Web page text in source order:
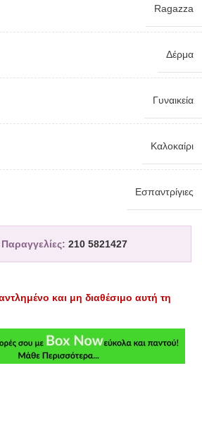
Ragazza
Δέρμα
Γυναικεία
Καλοκαίρι
Εσπαντρίγιες
210 5821427
και μη διαθέσιμο αυτή τη